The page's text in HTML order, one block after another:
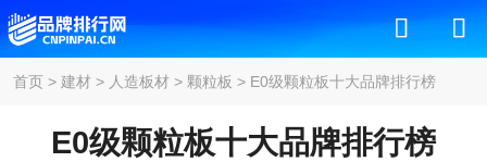
首页 > 建材> 人造板材> 颗粒板 > E0级颗粒板十大品牌排行榜
E0级颗粒板十大品牌排行榜